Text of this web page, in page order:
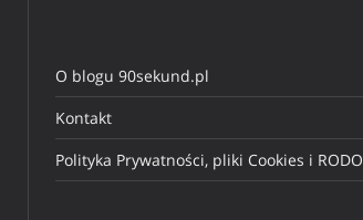
O blogu 90sekund.pl
Kontakt
Polityka Prywatności, pliki Cookies i RODO